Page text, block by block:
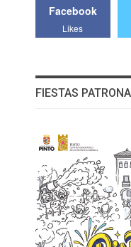
Facebook
Likes
FIESTAS